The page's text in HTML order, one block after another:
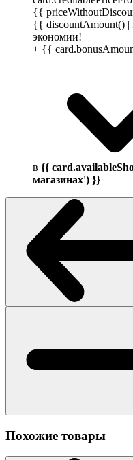
{{
{{ discountAmount() |
экономии!
+ {{
в {{
магазинах') }}
Похожие товары